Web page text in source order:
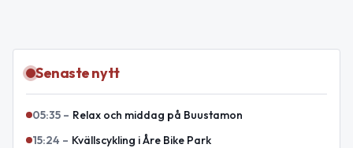
Senaste nytt
05:35 – Relax och middag på Buustamon
15:24 – Kvällscykling i Åre Bike Park